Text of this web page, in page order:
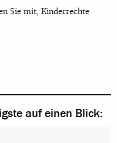
Sie mit, Kinderrechte
auf einen Blick: